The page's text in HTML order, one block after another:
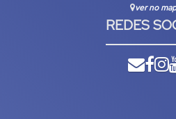
ver no
REDES